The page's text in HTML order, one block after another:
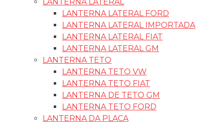
LANTERNA LATERAL FORD
LANTERNA LATERAL IMPORTADA
LANTERNA LATERAL FIAT
LANTERNA LATERAL GM
LANTERNA TETO
LANTERNA TETO VW
LANTERNA TETO FIAT
LANTERNA DE TETO GM
LANTERNA TETO FORD
LANTERNA DA PLACA